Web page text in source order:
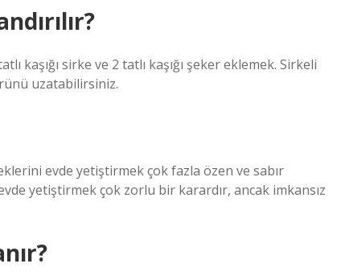
kaşığı sirke ve 2 tatlı kaşığı şeker eklemek. Sirkeli
uzatabilirsiniz.
evde yetiştirmek çok fazla özen ve sabır
yetiştirmek çok zorlu bir karardır, ancak imkansız